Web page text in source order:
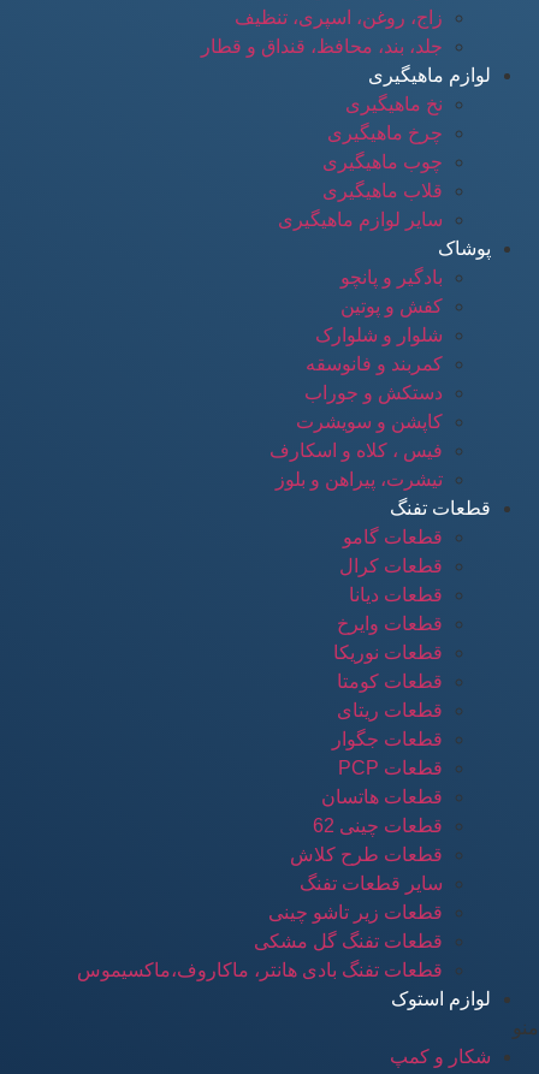
زاج، روغن، اسپری، تنظیف
جلد، بند، محافظ، قنداق و قطار
لوازم ماهیگیری
نخ ماهیگیری
چرخ ماهیگیری
چوب ماهیگیری
قلاب ماهیگیری
سایر لوازم ماهیگیری
پوشاک
بادگیر و پانچو
کفش و پوتین
شلوار و شلوارک
کمربند و فانوسقه
دستکش و جوراب
کاپشن و سویشرت
فیس ، کلاه و اسکارف
تیشرت، پیراهن و بلوز
قطعات تفنگ
قطعات گامو
قطعات کرال
قطعات دیانا
قطعات وایرخ
قطعات نوریکا
قطعات کومتا
قطعات ریتای
قطعات جگوار
قطعات PCP
قطعات هاتسان
قطعات چینی 62
قطعات طرح کلاش
سایر قطعات تفنگ
قطعات زیر تاشو چینی
قطعات تفنگ گل مشکی
قطعات تفنگ بادی هانتر، ماکاروف،ماکسیموس
لوازم استوک
منو
شکار و کمپ